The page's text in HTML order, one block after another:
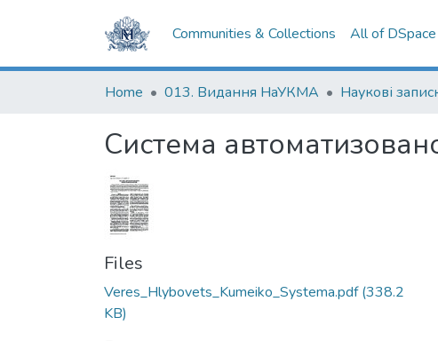
Communities & Collections All of DSpace
Home 013. Видання НаУКМА Наукові
Система
Files
Veres_Hlybovets_Kumeiko_Systema.pdf(338.2
KB)